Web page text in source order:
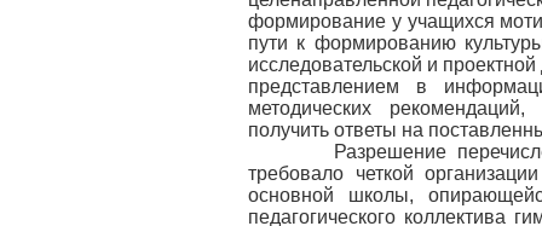
формирование у учащихся
пути к формированию
исследовательской и
представлением в
методических
получить ответы на
Разрешение
требовало четкой
основной школы,
педагогического коллектива